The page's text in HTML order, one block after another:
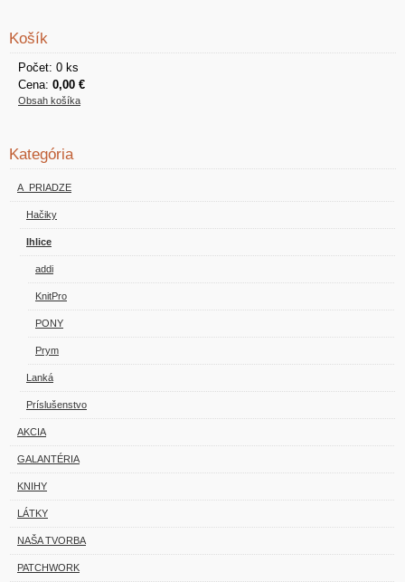
Košík
Počet: 0 ks
Cena: 0,00 €
Obsah košíka
Kategória
A_PRIADZE
Hačiky
Ihlice
addi
KnitPro
PONY
Prym
Lanká
Príslušenstvo
AKCIA
GALANTÉRIA
KNIHY
LÁTKY
NAŠA TVORBA
PATCHWORK